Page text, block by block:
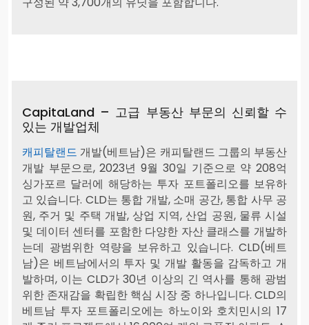
CapitaLand – 고급 부동산 부문의 신뢰할 수
있는 개발업체
캐피탈랜드 개발(베트남)은 캐피탈랜드 그룹의 부동산
개발 부문으로, 2023년 9월 30일 기준으로 약 208억
싱가포르 달러에 해당하는 투자 포트폴리오를 보유하
고 있습니다. CLD는 통합 개발, 소매 공간, 통합 사무 공
원, 주거 및 주택 개발, 상업 지역, 산업 공원, 물류 시설
및 데이터 센터를 포함한 다양한 자산 클래스를 개발하
는데 광범위한 역량을 보유하고 있습니다. CLD(베트
남)은 베트남에서의 투자 및 개발 활동을 감독하고 개
발하며, 이는 CLD가 30년 이상의 긴 역사를 통해 광범
위한 존재감을 확립한 핵심 시장 중 하나입니다. CLD의
베트남 투자 포트폴리오에는 하노이와 호치민시의 17